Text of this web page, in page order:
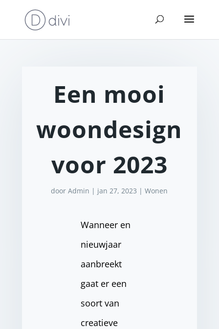
Een mooi
woondesign
voor 2023
doorAdmin | jan 27, 2023 |Wonen
Wanneer en
nieuwjaar
aanbreekt
gaat er een
soort van
creatieve